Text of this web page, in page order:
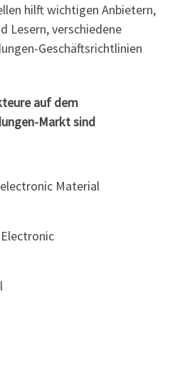
hilft wichtigen Anbietern,
Lesern, verschiedene
Geschäftsrichtlinien
auf dem
Markt sind
Material